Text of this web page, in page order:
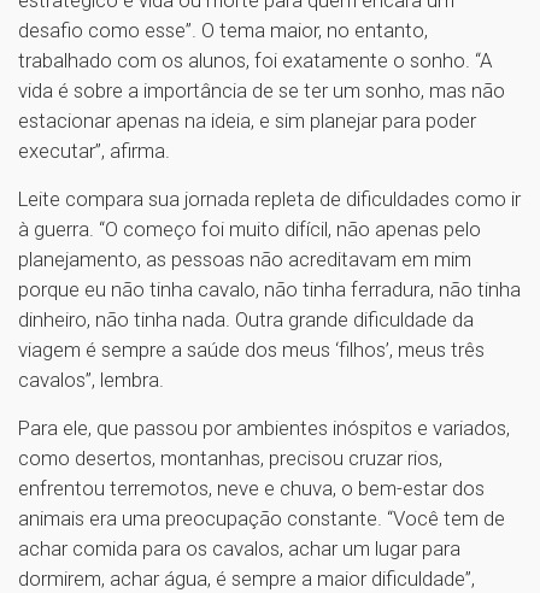
desafio como esse”. O tema maior, no entanto,
trabalhado com os alunos, foi exatamente o sonho. “A
vida é sobre a importância de se ter um sonho, mas não
estacionar apenas na ideia, e sim planejar para poder
executar”, afirma.
Leite compara sua jornada repleta de dificuldades como ir
à guerra. “O começo foi muito difícil, não apenas pelo
planejamento, as pessoas não acreditavam em mim
porque eu não tinha cavalo, não tinha ferradura, não tinha
dinheiro, não tinha nada. Outra grande dificuldade da
viagem é sempre a saúde dos meus ‘filhos’, meus três
cavalos”, lembra.
Para ele, que passou por ambientes inóspitos e variados,
como desertos, montanhas, precisou cruzar rios,
enfrentou terremotos, neve e chuva, o bem-estar dos
animais era uma preocupação constante. “Você tem de
achar comida para os cavalos, achar um lugar para
dormirem, achar água, é sempre a maior dificuldade”,